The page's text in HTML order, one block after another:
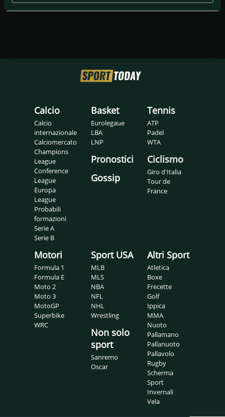
Calcio
Calcio
internazionale
Calciomercato
Champions
League
Conference
League
Europa
League
Probabili
formazioni
Serie A
Serie B
Basket
Eurolegaue
LBA
LNP
Pronostici
Gossip
Tennis
ATP
Padel
WTA
Ciclismo
Giro d'Italia
Tour de
France
Motori
Formula 1
Formula E
Moto 2
Moto 3
MotoGP
Superbike
WRC
Sport USA
MLB
MLS
NBA
NFL
NHL
Wrestling
Non solo
sport
Sanremo
Oscar
Altri Sport
Atletica
Boxe
Frecette
Golf
Ippica
MMA
Nuoto
Pallamano
Pallanuoto
Pallavolo
Rugby
Scherma
Sport
Invernali
Vela